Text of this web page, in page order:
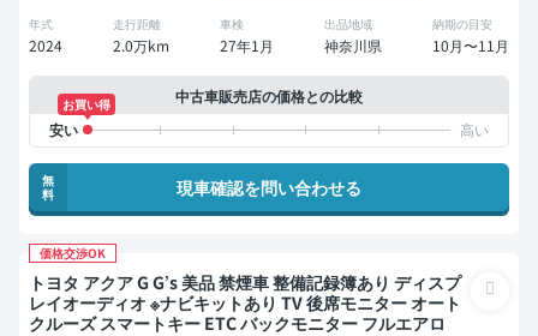
年式
2024
走行距離
2.0万km
車検
27年1月
出品地域
神奈川県
納期の目安
10月〜11月
中古車販売店の価格との比較
お買い得
無
料
現車確認を問い合わせる
価格交渉OK
トヨタ アクア G G’s 美品 禁煙車 整備記録簿あり ディスプ
レイオーディオ ※ナビキットあり TV 後席モニター オート
クルーズ スマートキー ETC バックモニター フルエアロ